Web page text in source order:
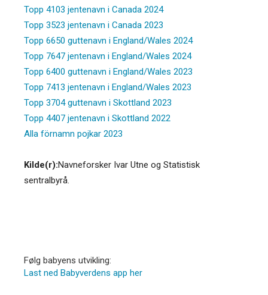
Topp 4103 jentenavn i Canada 2024
Topp 3523 jentenavn i Canada 2023
Topp 6650 guttenavn i England/Wales 2024
Topp 7647 jentenavn i England/Wales 2024
Topp 6400 guttenavn i England/Wales 2023
Topp 7413 jentenavn i England/Wales 2023
Topp 3704 guttenavn i Skottland 2023
Topp 4407 jentenavn i Skottland 2022
Alla förnamn pojkar 2023
Kilde(r):Navneforsker Ivar Utne og Statistisk
sentralbyrå.
Følg babyens utvikling:
Last ned Babyverdens app her